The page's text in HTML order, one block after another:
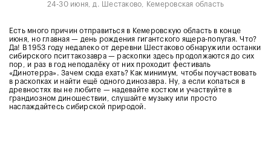
24-30 июня, д. Шестаково, Кемеровская область
Есть много причин отправиться в Кемеровскую область в конце
июня, но главная — день рождения гигантского ящера-попугая. Что?
Да! В 1953 году недалеко от деревни Шестаково обнаружили останки
сибирского пситтакозавра — раскопки здесь продолжаются до сих
пор, и раз в год неподалёку от них проходит фестиваль
«Динотерра». Зачем сюда ехать? Как минимум, чтобы поучаствовать
в раскопках и найти ещё одного динозавра. Ну, а если копаться в
древностях вы не любите — надевайте костюм и участвуйте в
грандиозном диношествии, слушайте музыку или просто
наслаждайтесь сибирской природой.